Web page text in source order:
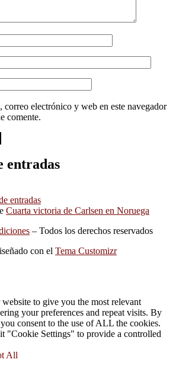
correo electrónico y web en este navegador
comente.
entradas
entradas
Cuarta victoria de Carlsen en Noruega
– Todos los derechos reservados
con el Tema Customizr
to give you the most relevant
your preferences and repeat visits. By
consent to the use of ALL the cookies.
"Cookie Settings" to provide a controlled
All